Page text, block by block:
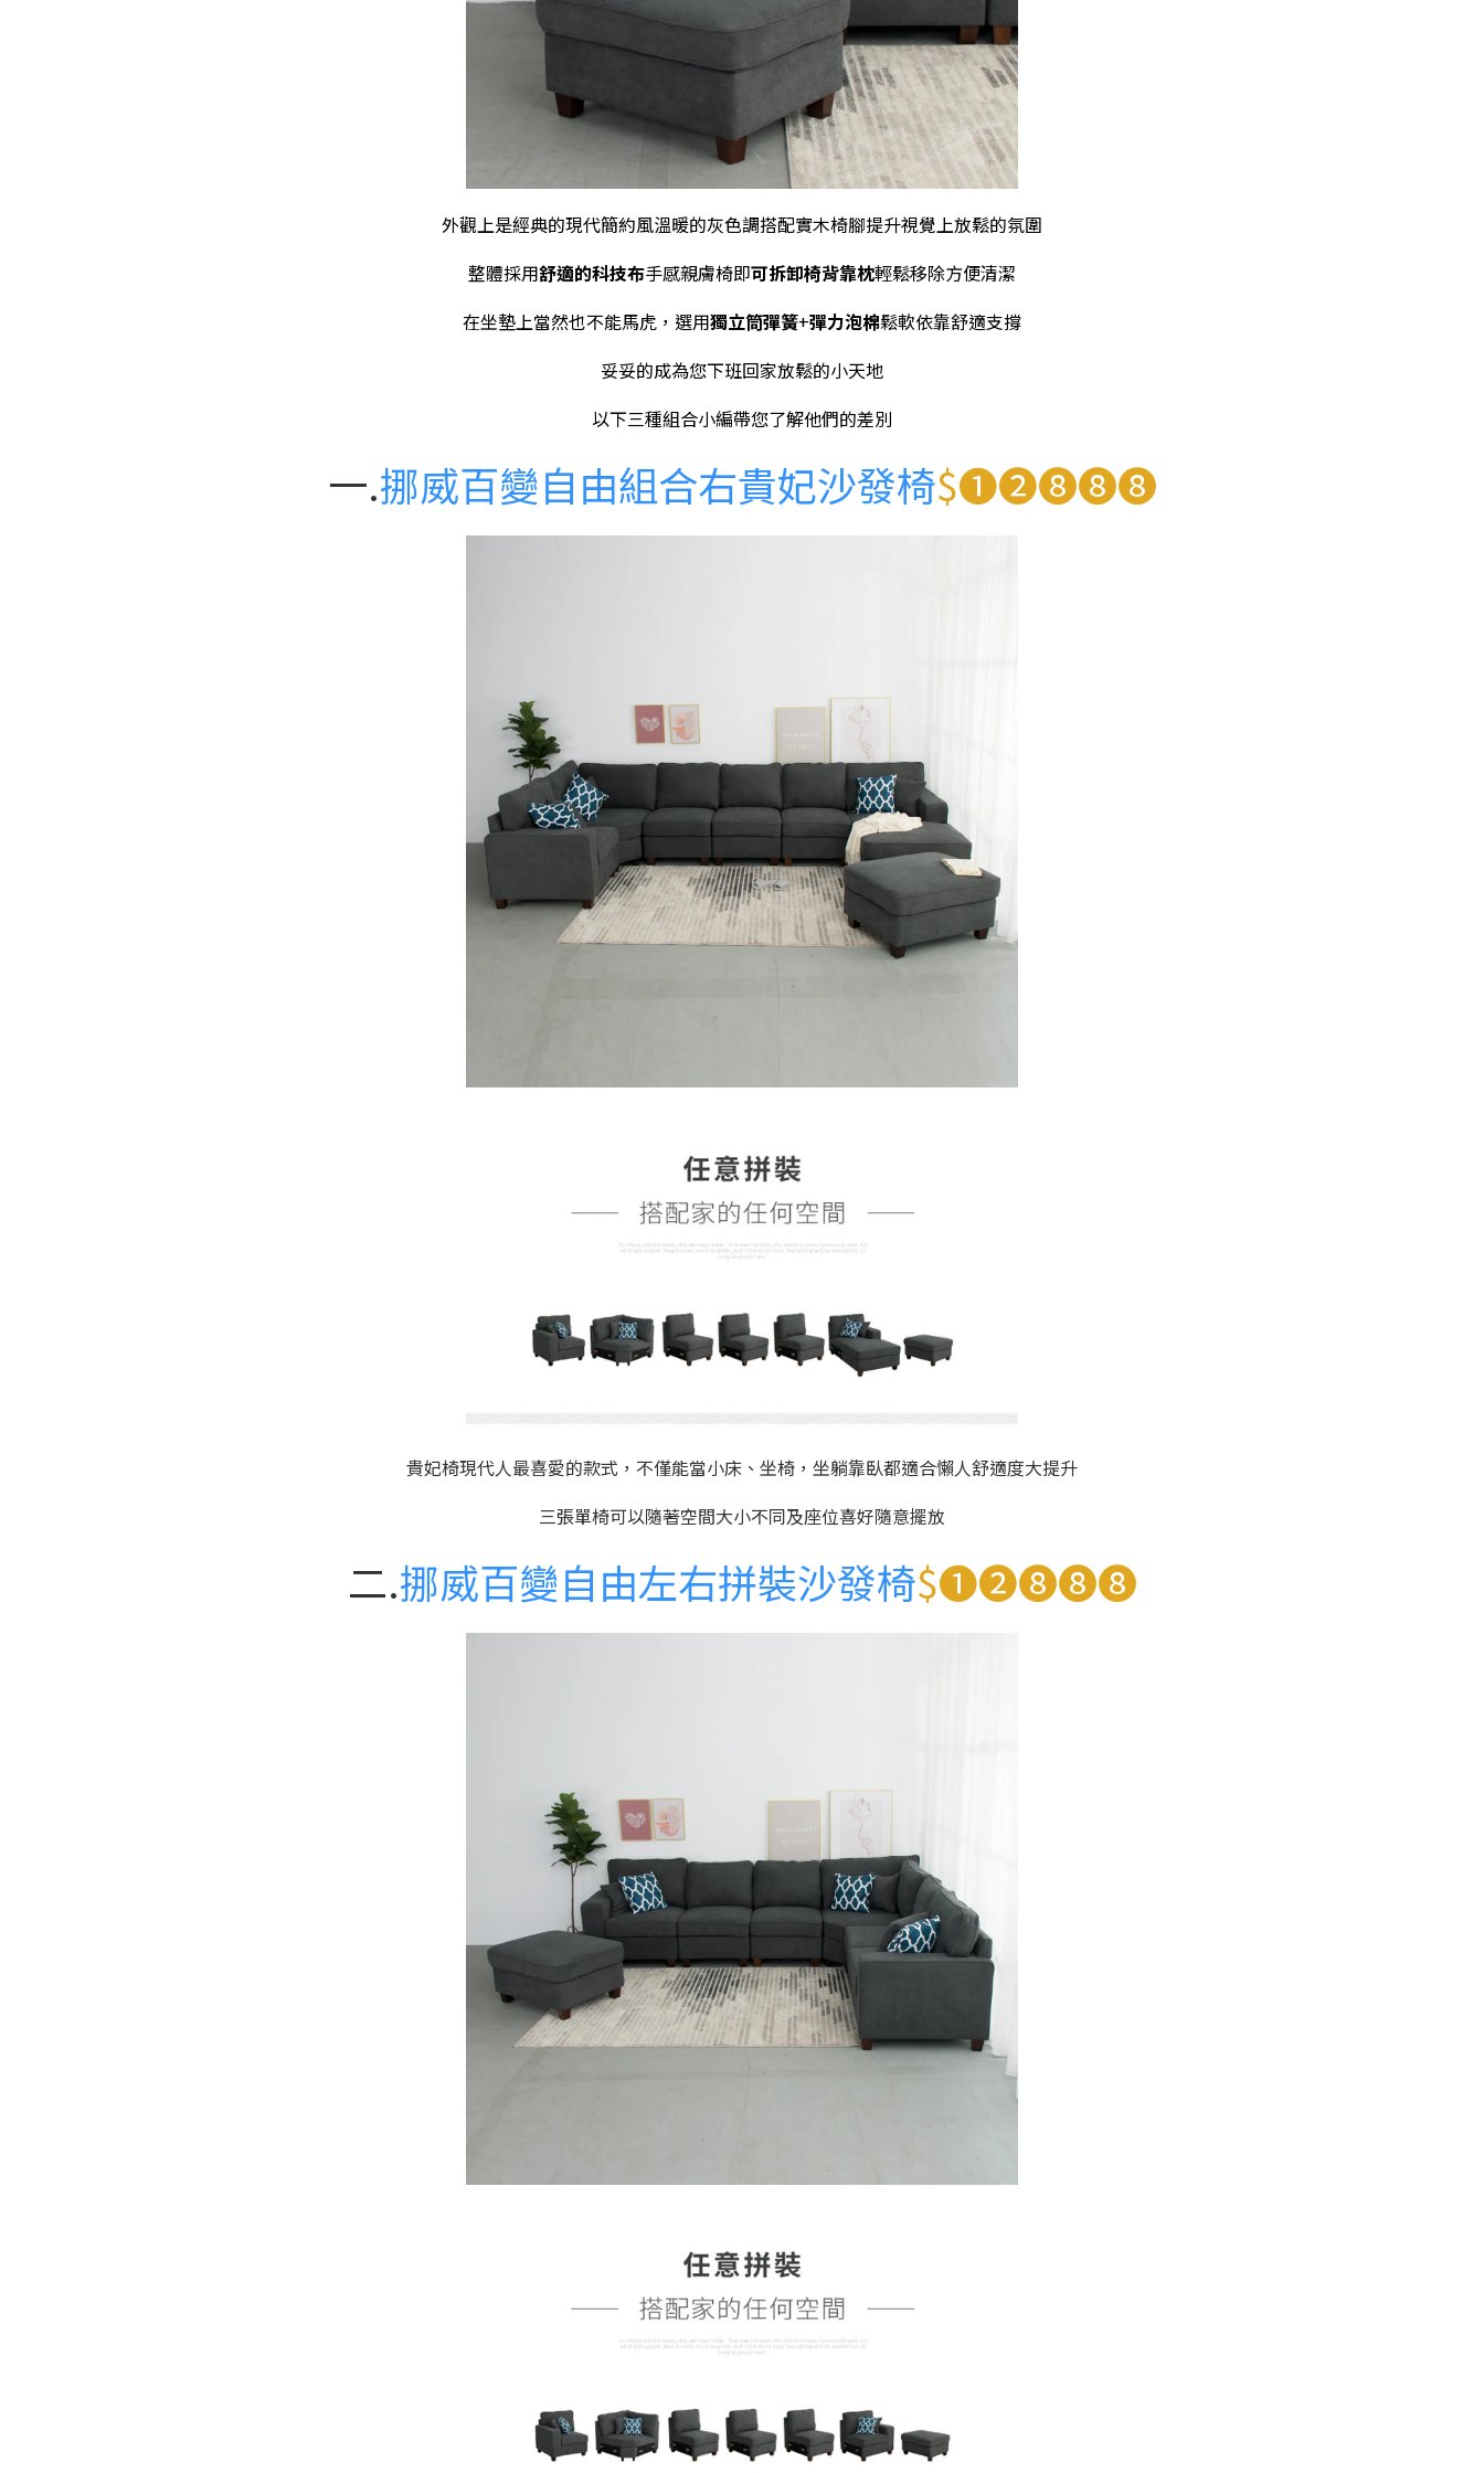
外觀上是經典的現代簡約風溫暖的灰色調搭配實木椅腳提升視覺上放鬆的氛圍
整體採用舒適的科技布手感親膚椅即可拆卸椅背靠枕輕鬆移除方便清潔
在坐墊上當然也不能馬虎，選用獨立筒彈簧+彈力泡棉鬆軟依靠舒適支撐
妥妥的成為您下班回家放鬆的小天地
以下三種組合小編帶您了解他們的差別
一.挪威百變自由組合右貴妃沙發椅$❶❷❽❽❽
貴妃椅現代人最喜愛的款式，不僅能當小床、坐椅，坐躺靠臥都適合懶人舒適度大提升
三張單椅可以隨著空間大小不同及座位喜好隨意擺放
二.挪威百變自由左右拼裝沙發椅$❶❷❽❽❽